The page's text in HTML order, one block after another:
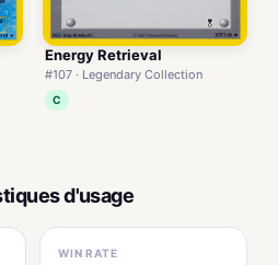
Energy Retrieval
#107 · Legendary Collection
C
d'usage
WIN RATE